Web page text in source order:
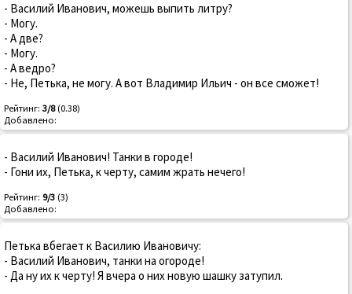
- Василий Иванович, можешь выпить литру?
- Могу.
- А две?
- Могу.
- А ведро?
- Не, Петька, не могу. А вот Владимир Ильич - он все сможет!
Рейтинг: 3/8(0.38)
Добавлено:
- Василий Иванович! Танки в городе!
- Гони их, Петька, к черту, самим жрать нечего!
Рейтинг: 9/3 (3)
Добавлено:
Петька вбегает к Василию Ивановичу:
- Василий Иванович, танки на огороде!
- Да ну их к черту! Я вчера о них новую шашку затупил.